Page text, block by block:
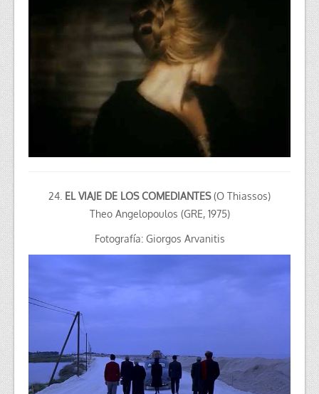
24. EL VIAJE DE LOS COMEDIANTES(O Thiassos)
Theo Angelopoulos (GRE, 1975)
Fotografía: Giorgos Arvanitis